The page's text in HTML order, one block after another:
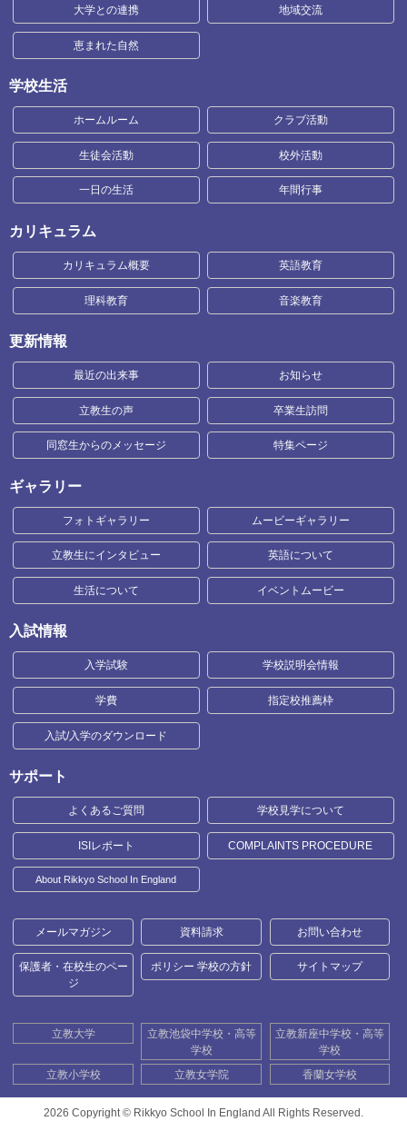
大学との連携 地域交流
恵まれた自然
学校生活
ホームルーム クラブ活動
生徒会活動 校外活動
一日の生活 年間行事
カリキュラム
カリキュラム概要 英語教育
理科教育 音楽教育
更新情報
最近の出来事 お知らせ
立教生の声 卒業生訪問
同窓生からのメッセージ 特集ページ
ギャラリー
フォトギャラリー ムービーギャラリー
立教生にインタビュー 英語について
生活について イベントムービー
入試情報
入学試験 学校説明会情報
学費 指定校推薦枠
入試/入学のダウンロード
サポート
よくあるご質問 学校見学について
ISIレポート COMPLAINTS PROCEDURE
About Rikkyo School In England
メールマガジン 資料請求 お問い合わせ
保護者・在校生のペー
ジ
ポリシー 学校の方針 サイトマップ
立教大学
立教池袋中学校・高等
学校
立教新座中学校・高等
学校
立教小学校
立教女学院 香蘭女学校
2026 Copyright © Rikkyo School In England All Rights Reserved.